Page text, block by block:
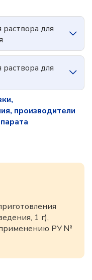
для
для
производители
1 г),
применению РУ №